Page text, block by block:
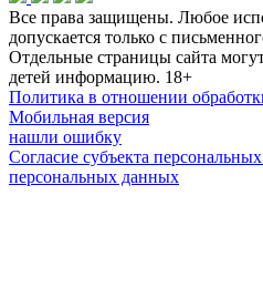
Все права защищены. Любое
допускается только с
Отдельные страницы сайта
детей информацию. 18+
Политика в отношении
Мобильная версия
нашли ошибку
Согласие субъекта
персональных данных